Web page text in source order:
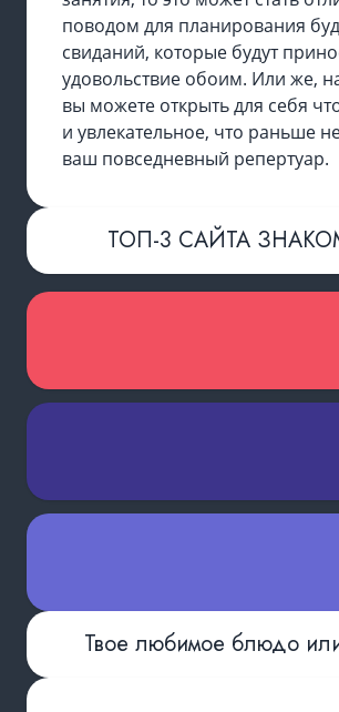
поводом для планирования
свиданий, которые будут
удовольствие обоим. Или же,
вы можете открыть для себя
и увлекательное, что раньше
ваш повседневный репертуар.
ТОП-3 САЙТА
Твое любимое блюдо